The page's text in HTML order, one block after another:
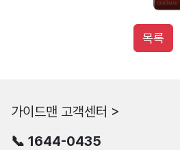
루
목록
가이드맨 고객센터 >
📞 1644-0435